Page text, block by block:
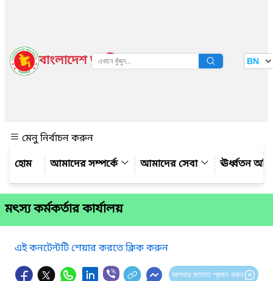
বাংলাদেশ জাতীয় তথ্য বাতায়ন BN
মেনু নির্বাচন করুন
আমাদের সম্পর্কে
আমাদের সেবা ঊর্ধ্বতন
মৎস্য কর্মকর্তার কার্যালয়
এই কনটেন্টটি শেয়ার করতে ক্লিক করুন
আপনার মতামত প্রদান করুন